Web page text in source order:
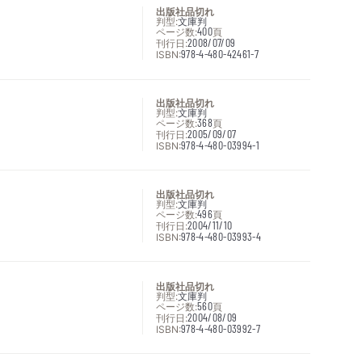
出版社品切れ
判型:文庫判
ページ数:400頁
刊行日:2008/07/09
ISBN:978-4-480-42461-7
出版社品切れ
判型:文庫判
ページ数:368頁
刊行日:2005/09/07
ISBN:978-4-480-03994-1
出版社品切れ
判型:文庫判
ページ数:496頁
刊行日:2004/11/10
ISBN:978-4-480-03993-4
出版社品切れ
判型:文庫判
ページ数:560頁
刊行日:2004/08/09
ISBN:978-4-480-03992-7